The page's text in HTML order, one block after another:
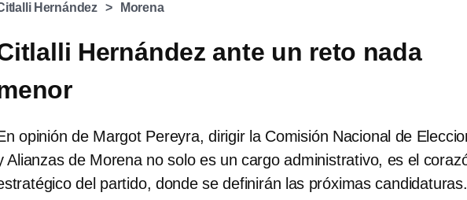
Hernández Morena
Hernández ante un reto nada
opinión de Margot Pereyra, dirigir la Comisión Nacional de
Alianzas de Morena no solo es un cargo administrativo, es el
del partido, donde se definirán las próximas candidaturas.